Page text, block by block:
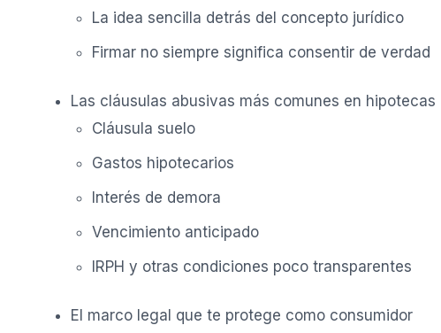
La idea sencilla detrás del concepto jurídico
Firmar no siempre significa consentir de verdad
Las cláusulas abusivas más comunes en hipotecas
Cláusula suelo
Gastos hipotecarios
Interés de demora
Vencimiento anticipado
IRPH y otras condiciones poco transparentes
El marco legal que te protege como consumidor